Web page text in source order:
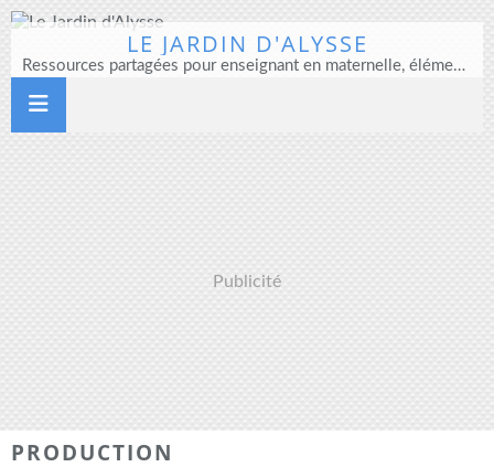
LE JARDIN D'ALYSSE
Ressources partagées pour enseignant en maternelle, élémentaire et direction d'école
Publicité
PRODUCTION